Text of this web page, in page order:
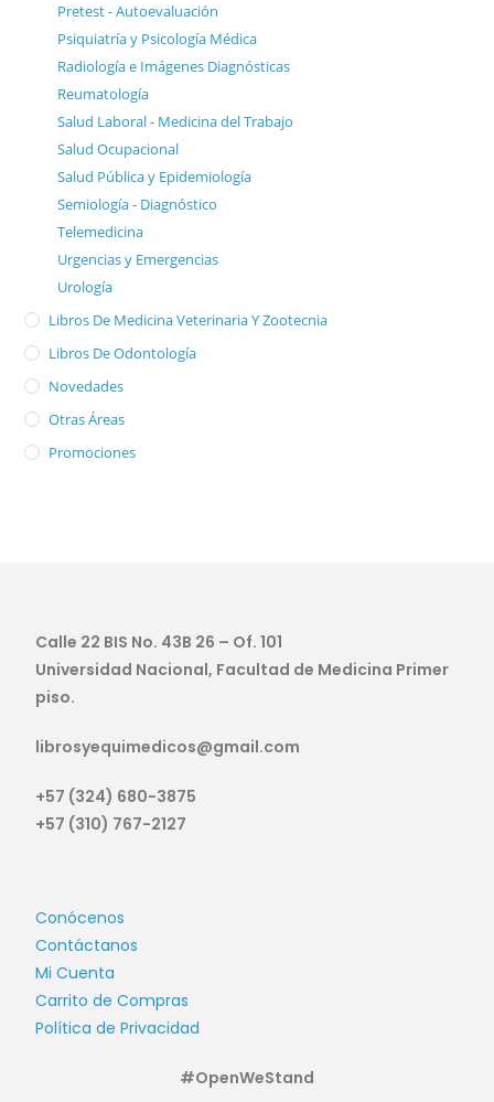
Pretest - Autoevaluación
Psiquiatría y Psicología Médica
Radiología e Imágenes Diagnósticas
Reumatología
Salud Laboral - Medicina del Trabajo
Salud Ocupacional
Salud Pública y Epidemiología
Semiología - Diagnóstico
Telemedicina
Urgencias y Emergencias
Urología
Libros De Medicina Veterinaria Y Zootecnia
Libros De Odontología
Novedades
Otras Áreas
Promociones
Calle 22 BIS No. 43B 26 – Of. 101
Universidad Nacional, Facultad de Medicina Primer
piso.
librosyequimedicos@gmail.com
+57 (324) 680-3875
+57 (310) 767-2127
Conócenos
Contáctanos
Mi Cuenta
Carrito de Compras
Política de Privacidad
#OpenWeStand